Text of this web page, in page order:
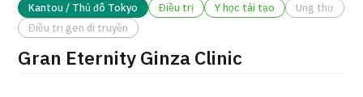
Gói dịch vụ ý kiến y tế thứ hai cho bệnh nhân quốc tế（Bệnh
viện Đa khoa Shonan Kamakura）
Kantou / Thủ đô Tokyo Điều trị Y học tái tạo
Ung thư
Điều trị gen di truyền
Gran Eternity Ginza Clinic